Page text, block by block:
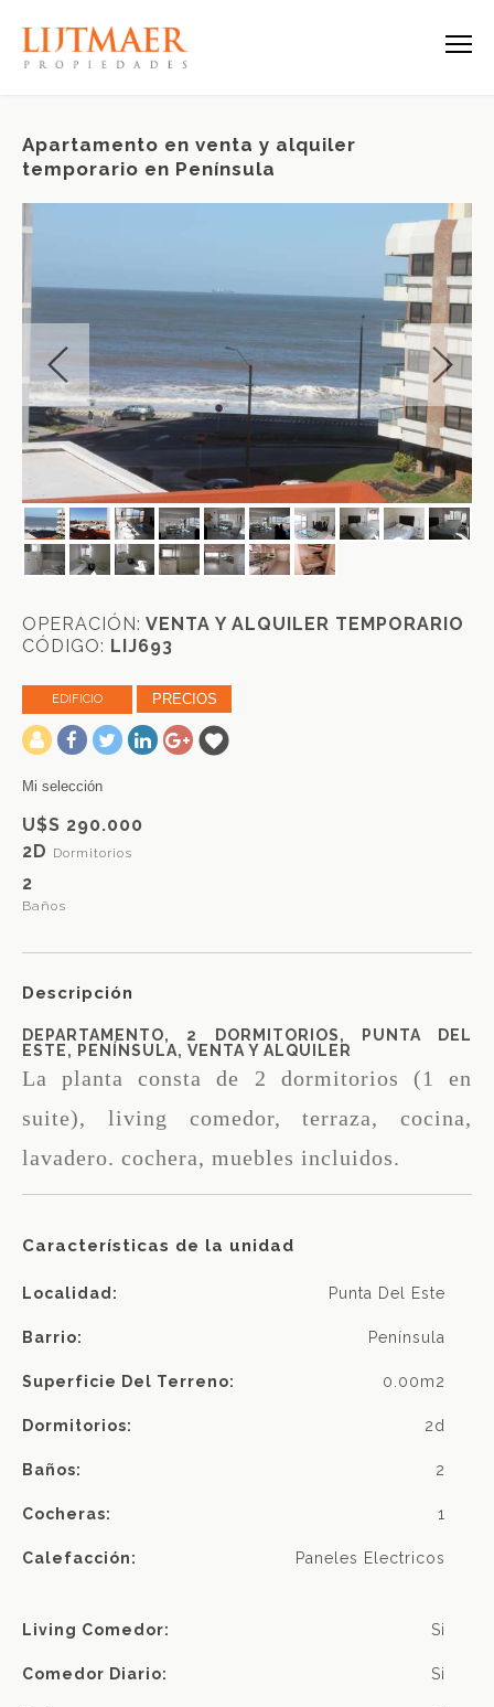
Apartamento en venta y alquiler
temporario en Península
OPERACIÓN: VENTA Y ALQUILER TEMPORARIO
CÓDIGO: LIJ693
EDIFICIO PRECIOS
-
Mi selección
U$S 290.000
2D Dormitorios
2
Baños
Descripción
DEPARTAMENTO, 2 DORMITORIOS, PUNTA DEL
ESTE, PENÍNSULA, VENTA Y ALQUILER
La planta consta de 2 dormitorios (1 en
suite), living comedor, terraza, cocina,
lavadero. cochera, muebles incluidos.
Características de la unidad
Localidad: Punta Del Este
Barrio: Península
Superficie Del Terreno: 0.00m2
Dormitorios: 2d
Baños: 2
Cocheras: 1
Calefacción: Paneles Electricos
Living Comedor: Si
Comedor Diario: Si